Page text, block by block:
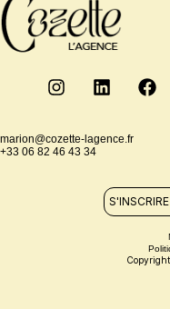
marion@cozette-lagence.fr
+33 06 82 46 43 34